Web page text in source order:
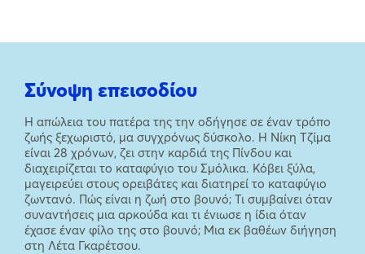
Σύνοψη επεισοδίου
Η απώλεια του πατέρα της την οδήγησε σε έναν τρόπο
ζωής ξεχωριστό, μα συγχρόνως δύσκολο. Η Νίκη Τζίμα
είναι 28 χρόνων, ζει στην καρδιά της Πίνδου και
διαχειρίζεται το καταφύγιο του Σμόλικα. Κόβει ξύλα,
μαγειρεύει στους ορειβάτες και διατηρεί το καταφύγιο
ζωντανό. Πώς είναι η ζωή στο βουνό; Τι συμβαίνει όταν
συναντήσεις μια αρκούδα και τι ένιωσε η ίδια όταν
έχασε έναν φίλο της στο βουνό; Μια εκ βαθέων διήγηση
στη Λέτα Γκαρέτσου.